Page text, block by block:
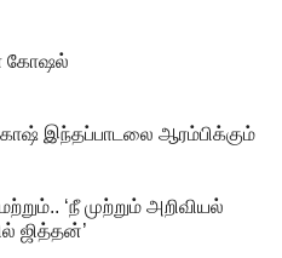
கோஷல்
இந்தப்பாடலை ஆரம்பிக்கும்
‘நீ முற்றும் அறிவியல்
ஜித்தன்’